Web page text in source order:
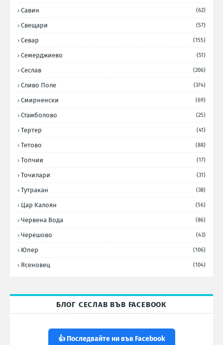
Савин (62)
Свещари (57)
Севар (155)
Семерджиево (51)
Сеслав (206)
Сливо Поле (374)
Смирненски (69)
Стамболово (25)
Тертер (41)
Тетово (88)
Топчии (17)
Точилари (31)
Тутракан (38)
Цар Калоян (56)
Червена Вода (86)
Черешово (43)
Юпер (106)
Ясеновец (104)
БЛОГ СЕСЛАВ ВЪВ FACEBOOK
👍 Последвайте ни във Facebook